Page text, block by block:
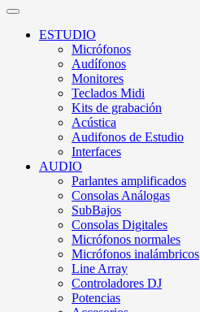
ESTUDIO
Micrófonos
Audífonos
Monitores
Teclados Midi
Kits de grabación
Acústica
Audifonos de Estudio
Interfaces
AUDIO
Parlantes amplificados
Consolas Análogas
SubBajos
Consolas Digitales
Micrófonos normales
Micrófonos inalámbricos
Line Array
Controladores DJ
Potencias